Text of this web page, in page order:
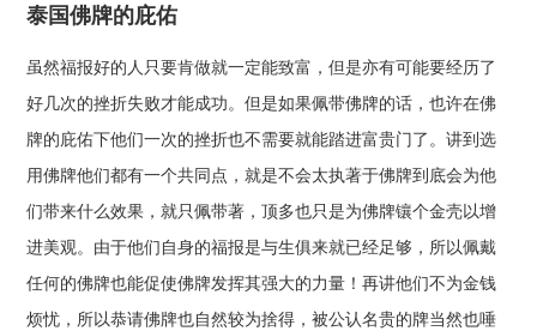
泰国佛牌的庇佑
虽然福报好的人只要肯做就一定能致富，但是亦有可能要经历了
好几次的挫折失败才能成功。但是如果佩带佛牌的话，也许在佛
牌的庇佑下他们一次的挫折也不需要就能踏进富贵门了。讲到选
用佛牌他们都有一个共同点，就是不会太执著于佛牌到底会为他
们带来什么效果，就只佩带著，顶多也只是为佛牌镶个金壳以增
进美观。由于他们自身的福报是与生俱来就已经足够，所以佩戴
任何的佛牌也能促使佛牌发挥其强大的力量！再讲他们不为金钱
烦忧，所以恭请佛牌也自然较为捨得，被公认名贵的牌当然也唾